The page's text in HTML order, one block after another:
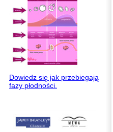
Dowiedz się jak przebiegają
fazy płodności.